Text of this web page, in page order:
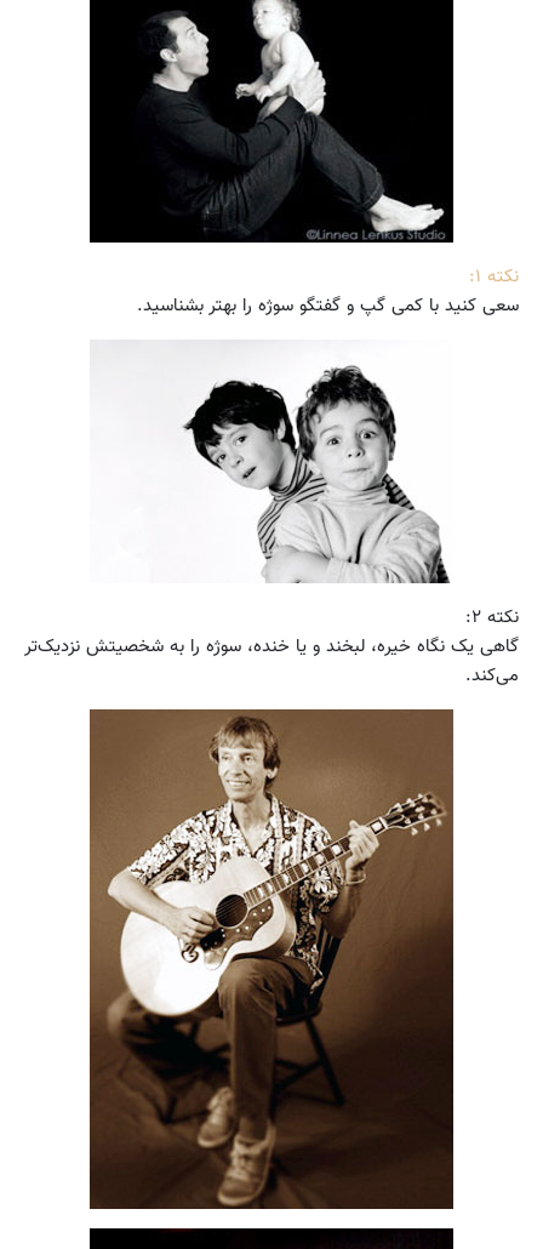
نکته ۱:
سعی کنید با کمی گپ و گفتگو سوژه را بهتر بشناسید.
نکته ۲:
گاهی یک نگاه خیره، لبخند و یا خنده، سوژه را به شخصیتش نزدیک‌تر
می‌کند.